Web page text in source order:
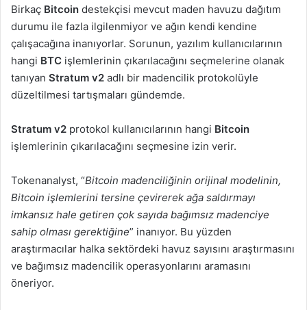
Birkaç Bitcoin destekçisi mevcut maden havuzu dağıtım
durumu ile fazla ilgilenmiyor ve ağın kendi kendine
çalışacağına inanıyorlar. Sorunun, yazılım kullanıcılarının
hangi BTC işlemlerinin çıkarılacağını seçmelerine olanak
tanıyan Stratum v2 adlı bir madencilik protokolüyle
düzeltilmesi tartışmaları gündemde.
Stratum v2 protokol kullanıcılarının hangi Bitcoin
işlemlerinin çıkarılacağını seçmesine izin verir.
Tokenanalyst, “Bitcoin madenciliğinin orijinal modelinin,
Bitcoin işlemlerini tersine çevirerek ağa saldırmayı
imkansız hale getiren çok sayıda bağımsız madenciye
sahip olması gerektiğine” inanıyor. Bu yüzden
araştırmacılar halka sektördeki havuz sayısını araştırmasını
ve bağımsız madencilik operasyonlarını aramasını
öneriyor.